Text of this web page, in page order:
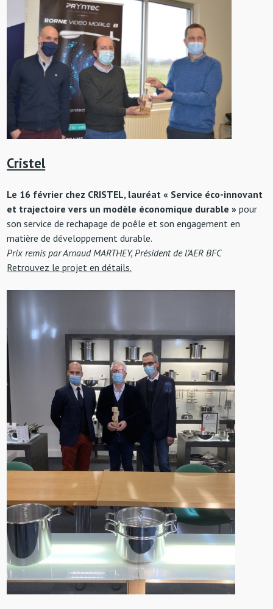
Cristel
Le 16 février chez CRISTEL, lauréat « Service éco-innovant
et trajectoire vers un modèle économique durable »pour
son service de rechapage de poêle et son engagement en
matière de développement durable.
Prix remis par Arnaud MARTHEY, Président de l’AER BFC
Retrouvez le projet en détails.